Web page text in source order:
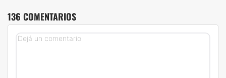
136 COMENTARIOS